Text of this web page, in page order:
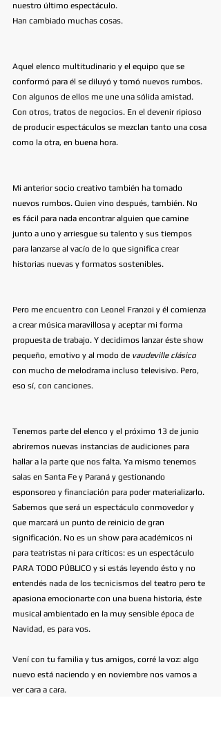
nuestro último espectáculo.
Han cambiado muchas cosas.
Aquel elenco multitudinario y el equipo que se
conformó para él se diluyó y tomó nuevos rumbos.
Con algunos de ellos me une una sólida amistad.
Con otros, tratos de negocios. En el devenir ripioso
de producir espectáculos se mezclan tanto una cosa
como la otra, en buena hora.
Mi anterior socio creativo también ha tomado
nuevos rumbos. Quien vino después, también. No
es fácil para nada encontrar alguien que camine
junto a uno y arriesgue su talento y sus tiempos
para lanzarse al vacío de lo que significa crear
historias nuevas y formatos sostenibles.
Pero me encuentro con Leonel Franzoi y él comienza
a crear música maravillosa y aceptar mi forma
propuesta de trabajo. Y decidimos lanzar éste show
pequeño, emotivo y al modo de vaudeville clásico
con mucho de melodrama incluso televisivo. Pero,
eso sí, con canciones.
Tenemos parte del elenco y el próximo 13 de junio
abriremos nuevas instancias de audiciones para
hallar a la parte que nos falta. Ya mismo tenemos
salas en Santa Fe y Paraná y gestionando
esponsoreo y financiación para poder materializarlo.
Sabemos que será un espectáculo conmovedor y
que marcará un punto de reinicio de gran
significación. No es un show para académicos ni
para teatristas ni para críticos: es un espectáculo
PARA TODO PÚBLICO y si estás leyendo ésto y no
entendés nada de los tecnicismos del teatro pero te
apasiona emocionarte con una buena historia, éste
musical ambientado en la muy sensible época de
Navidad, es para vos.
Vení con tu familia y tus amigos, corré la voz: algo
nuevo está naciendo y en noviembre nos vamos a
ver cara a cara.